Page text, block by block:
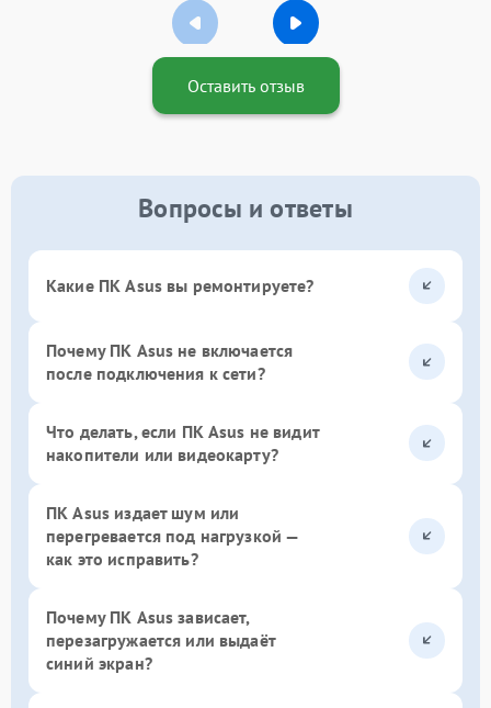
Оставить отзыв
Вопросы и ответы
Какие ПК Asus вы ремонтируете?
Почему ПК Asus не включается
после подключения к сети?
Что делать, если ПК Asus не видит
накопители или видеокарту?
ПК Asus издает шум или
перегревается под нагрузкой —
как это исправить?
Почему ПК Asus зависает,
перезагружается или выдаёт
синий экран?